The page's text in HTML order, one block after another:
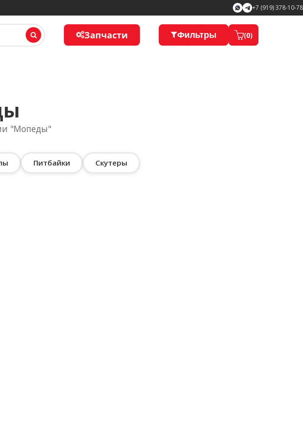
+7 (919) 378-10-78
Запчасти Фильтры (0)
"Мопеды"
Питбайки Скутеры